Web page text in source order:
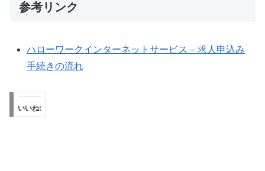
参考リンク
ハローワークインターネットサービス – 求人申込み
手続きの流れ
いいね: